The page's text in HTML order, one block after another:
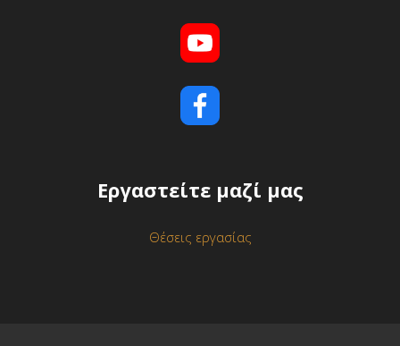
Εργαστείτε μαζί μας
Θέσεις εργασίας